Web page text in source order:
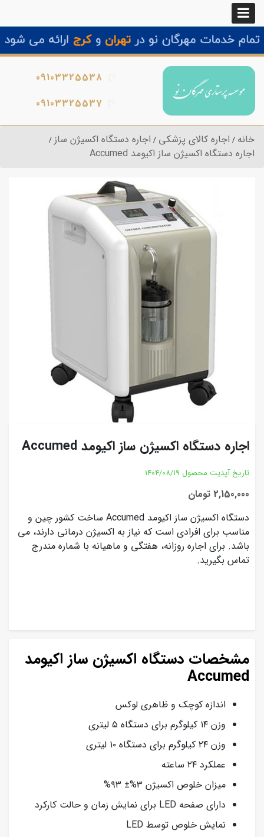
09103325538
09103325537
خانه اجاره کالای پزشکی اجاره دستگاه اکسیژن ساز
اجاره دستگاه اکسیژن ساز اکیومد Accumed
اجاره دستگاه اکسیژن ساز اکیومد Accumed
تاریخ آپدیت محصول 1404/08/19
2,150,000 تومان
دستگاه اکسیژن ساز اکیومد Accumed ساخت کشور چین و
مناسب برای افرادی است که نیاز به اکسیژن درمانی دارند، می
باشد. برای اجاره روزانه، هفتگی و ماهیانه با شماره مندرج
تماس بگیرید.
مشخصات دستگاه اکسیژن ساز اکیومد
Accumed
اندازه کوچک و ظاهری لوکس
وزن ۱۴ کیلوگرم برای دستگاه ۵ لیتری
وزن ۲۴ کیلوگرم برای دستگاه ۱۰ لیتری
عملکرد ۲۴ ساعته
میزان خلوص اکسیژن ۳%± ۹۳%
دارای صفحه LED برای نمایش زمان و حالت کارکرد
نمایش خلوص توسط LED